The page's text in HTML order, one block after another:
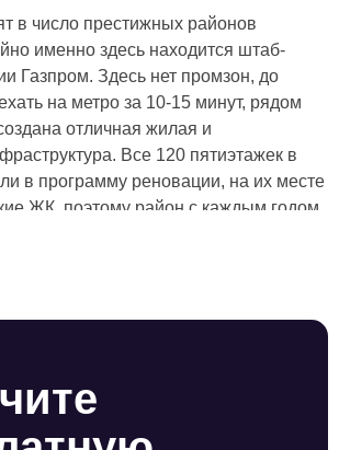
в число престижных районов
именно здесь находится штаб-
Газпром. Здесь нет промзон, до
на метро за 10-15 минут, рядом
отличная жилая и
Все 120 пятиэтажек в
в программу реновации, на их месте
ЖК, поэтому район с каждым годом
жилые комплексы, магазины, офисы,
охрану праздников и
личную охрану и